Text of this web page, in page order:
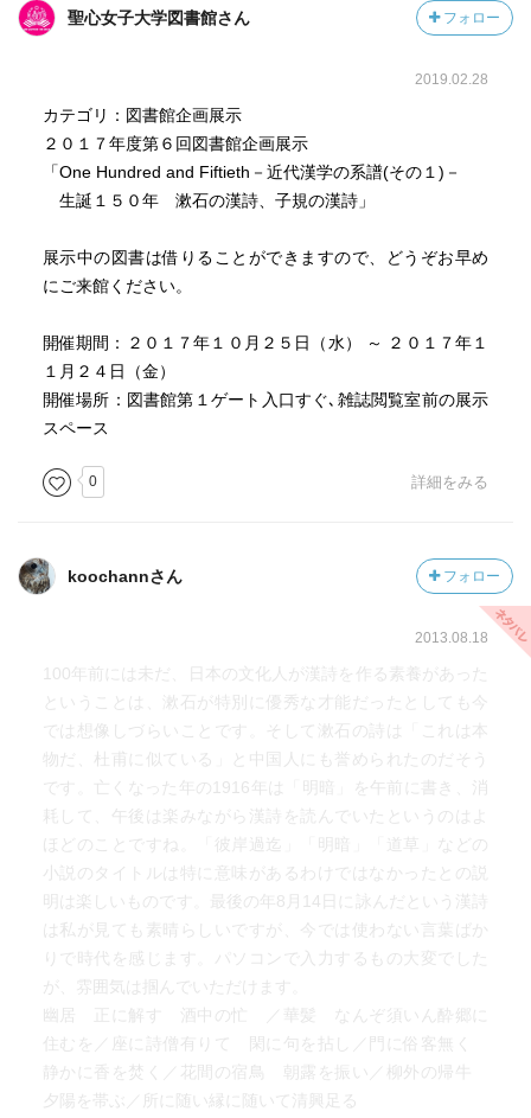
聖心女子大学図書館さん フォロー
2019.02.28
カテゴリ：図書館企画展示
２０１７年度第６回図書館企画展示
「One Hundred and Fiftieth－近代漢学の系譜(その１)－
生誕１５０年 漱石の漢詩、子規の漢詩」
展示中の図書は借りることができますので、どうぞお早め
にご来館ください。
開催期間：２０１７年１０月２５日（水） ～ ２０１７年１
１月２４日（金）
開催場所：図書館第１ゲート入口すぐ､雑誌閲覧室前の展示
スペース
0 詳細をみる
koochannさん フォロー
2013.08.18
100年前には未だ、日本の文化人が漢詩を作る素養があった
ということは、漱石が特別に優秀な才能だったとしても今
では想像しづらいことです。そして漱石の詩は「これは本
物だ、杜甫に似ている」と中国人にも誉められたのだそう
です。亡くなった年の1916年は「明暗」を午前に書き、消
耗して、午後は楽みながら漢詩を読んでいたというのはよ
ほどのことですね。「彼岸過迄」「明暗」「道草」などの
小説のタイトルは特に意味があるわけではなかったとの説
明は楽しいものです。最後の年8月14日に詠んだという漢詩
は私が見ても素晴らしいですが、今では使わない言葉ばか
りで時代を感じます。パソコンで入力するもの大変でした
が、雰囲気は掴んでいただけます。
幽居 正に解す 酒中の忙 ／華髪 なんぞ須いん酔郷に
住むを／座に詩僧有りて 閑に句を拈し／門に俗客無く
静かに香を焚く／花間の宿鳥 朝露を振い／柳外の帰牛
夕陽を帯ぶ／所に随い縁に随いて清興足る